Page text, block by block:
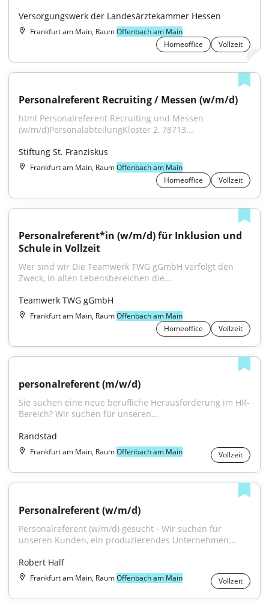
Versorgungswerk der Landesärztekammer Hessen
Frankfurt am Main, RaumOffenbach am Main
Homeoffice
Vollzeit
Personalreferent Recruiting / Messen (w/m/d)
html Personalreferent Recruiting und Messen
(w/m/d)PersonalabteilungKloster 2, 78713...
Stiftung St. Franziskus
Frankfurt am Main, RaumOffenbach am Main
Homeoffice
Vollzeit
Personalreferent*in (w/m/d) für Inklusion und
Schule in Vollzeit
Wer sind wir Die Teamwerk TWG gGmbH verfolgt den
Zweck, in allen Lebensbereichen die...
Teamwerk TWG gGmbH
Frankfurt am Main, RaumOffenbach am Main
Homeoffice
Vollzeit
personalreferent (m/w/d)
Sie suchen eine neue berufliche Herausforderung im HR-
Bereich? Wir suchen für unseren...
Randstad
Frankfurt am Main, RaumOffenbach am Main Vollzeit
Personalreferent (w/m/d)
Personalreferent (w/m/d) gesucht - Wir suchen für
unseren Kunden, ein produzierendes Unternehmen...
Robert Half
Frankfurt am Main, RaumOffenbach am Main Vollzeit